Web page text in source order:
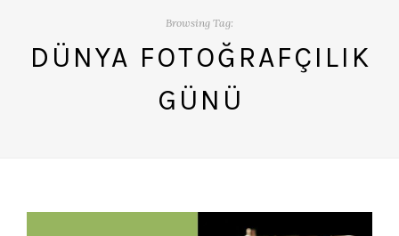
Browsing Tag:
DÜNYA FOTOĞRAFÇILIK
GÜNÜ